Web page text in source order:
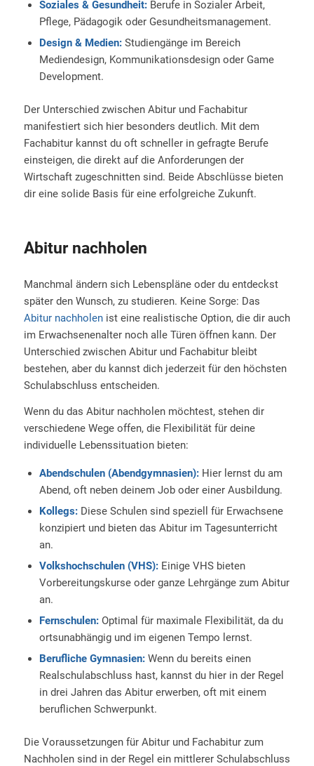
Soziales & Gesundheit:Berufe in Sozialer Arbeit,
Pflege, Pädagogik oder Gesundheitsmanagement.
Design & Medien:Studiengänge im Bereich
Mediendesign, Kommunikationsdesign oder Game
Development.
Der Unterschied zwischen Abitur und Fachabitur
manifestiert sich hier besonders deutlich. Mit dem
Fachabitur kannst du oft schneller in gefragte Berufe
einsteigen, die direkt auf die Anforderungen der
Wirtschaft zugeschnitten sind. Beide Abschlüsse bieten
dir eine solide Basis für eine erfolgreiche Zukunft.
Abitur nachholen
Manchmal ändern sich Lebenspläne oder du entdeckst
später den Wunsch, zu studieren. Keine Sorge: Das
Abitur nachholenist eine realistische Option, die dir auch
im Erwachsenenalter noch alle Türen öffnen kann. Der
Unterschied zwischen Abitur und Fachabitur bleibt
bestehen, aber du kannst dich jederzeit für den höchsten
Schulabschluss entscheiden.
Wenn du das Abitur nachholen möchtest, stehen dir
verschiedene Wege offen, die Flexibilität für deine
individuelle Lebenssituation bieten:
Abendschulen (Abendgymnasien):Hier lernst du am
Abend, oft neben deinem Job oder einer Ausbildung.
Kollegs:Diese Schulen sind speziell für Erwachsene
konzipiert und bieten das Abitur im Tagesunterricht
an.
Volkshochschulen (VHS):Einige VHS bieten
Vorbereitungskurse oder ganze Lehrgänge zum Abitur
an.
Fernschulen:Optimal für maximale Flexibilität, da du
ortsunabhängig und im eigenen Tempo lernst.
Berufliche Gymnasien:Wenn du bereits einen
Realschulabschluss hast, kannst du hier in der Regel
in drei Jahren das Abitur erwerben, oft mit einem
beruflichen Schwerpunkt.
Die Voraussetzungen für Abitur und Fachabitur zum
Nachholen sind in der Regel ein mittlerer Schulabschluss